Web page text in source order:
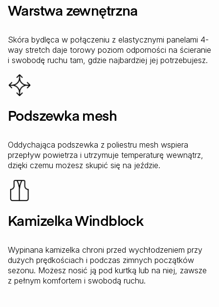
Warstwa zewnętrzna
Skóra bydlęca w połączeniu z elastycznymi panelami 4-
way stretch daje torowy poziom odporności na ścieranie
i swobodę ruchu tam, gdzie najbardziej jej potrzebujesz.
Podszewka mesh
Oddychająca podszewka z poliestru mesh wspiera
przepływ powietrza i utrzymuje temperaturę wewnątrz,
dzięki czemu możesz skupić się na jeździe.
Kamizelka Windblock
Wypinana kamizelka chroni przed wychłodzeniem przy
dużych prędkościach i podczas zimnych początków
sezonu. Możesz nosić ją pod kurtką lub na niej, zawsze
z pełnym komfortem i swobodą ruchu.